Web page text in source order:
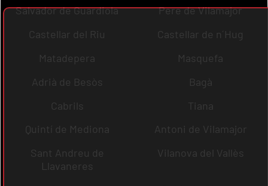
Salvador de Guardiola
Pere de Vilamajor
Castellar del Riu
Castellar de n´Hug
Matadepera
Masquefa
Adrià de Besòs
Bagà
Cabrils
Tiana
Quintí de Mediona
Antoni de Vilamajor
Sant Andreu de
Llavaneres
Vilanova del Vallès